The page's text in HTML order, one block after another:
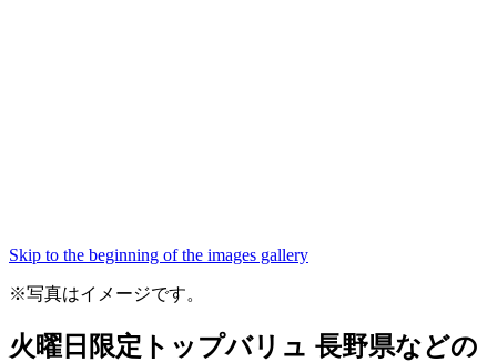
Skip to the beginning of the images gallery
※写真はイメージです。
火曜日限定トップバリュ 長野県などの